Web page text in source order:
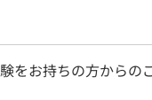
をお持ちの方からの